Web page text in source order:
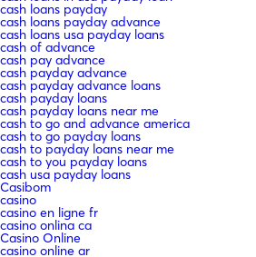
cash loans payday
cash loans payday advance
cash loans usa payday loans
cash of advance
cash pay advance
cash payday advance
cash payday advance loans
cash payday loans
cash payday loans near me
cash to go and advance america
cash to go payday loans
cash to payday loans near me
cash to you payday loans
cash usa payday loans
Casibom
casino
casino en ligne fr
casino onlina ca
Casino Online
casino online ar